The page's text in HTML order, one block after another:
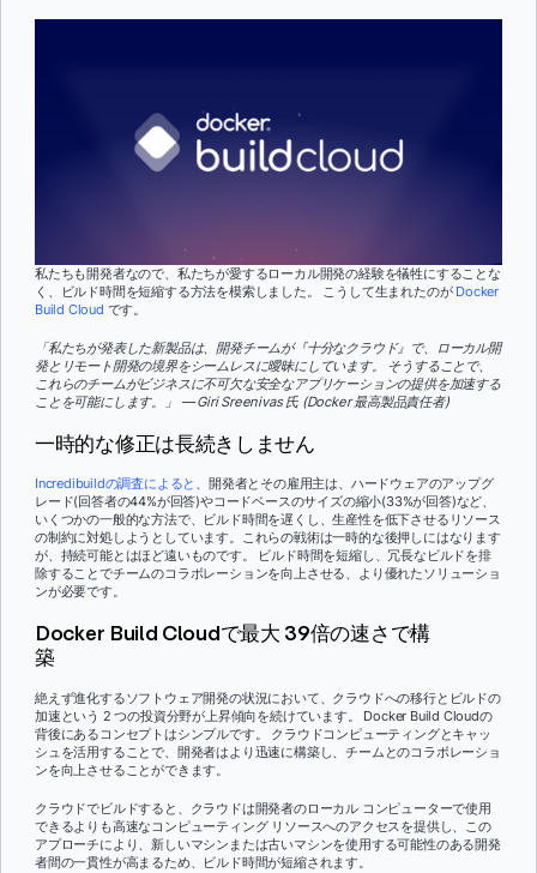
私たちも開発者なので、私たちが愛するローカル開発の経験を犠牲にすることな
く、ビルド時間を短縮する方法を模索しました。 こうして生まれたのが Docker
Build Cloud です。
「私たちが発表した新製品は、開発チームが『十分なクラウド』で、ローカル開
発とリモート開発の境界をシームレスに曖昧にしています。 そうすることで、
これらのチームがビジネスに不可欠な安全なアプリケーションの提供を加速する
ことを可能にします。」 — Giri Sreenivas 氏 (Docker 最高製品責任者)
一時的な修正は長続きしません
Incredibuildの調査によると 、開発者とその雇用主は、ハードウェアのアップグ
レード(回答者の44%が回答)やコードベースのサイズの縮小(33%が回答)など、
いくつかの一般的な方法で、ビルド時間を遅くし、生産性を低下させるリソース
の制約に対処しようとしています。これらの戦術は一時的な後押しにはなります
が、持続可能とはほど遠いものです。 ビルド時間を短縮し、冗長なビルドを排
除することでチームのコラボレーションを向上させる、より優れたソリューショ
ンが必要です。
Docker Build Cloudで最大 39倍の速さで構
築
絶えず進化するソフトウェア開発の状況において、クラウドへの移行とビルドの
加速という 2 つの投資分野が上昇傾向を続けています。 Docker Build Cloudの
背後にあるコンセプトはシンプルです。 クラウドコンピューティングとキャッ
シュを活用することで、開発者はより迅速に構築し、チームとのコラボレーショ
ンを向上させることができます。
クラウドでビルドすると、クラウドは開発者のローカル コンピューターで使用
できるよりも高速なコンピューティング リソースへのアクセスを提供し、この
アプローチにより、新しいマシンまたは古いマシンを使用する可能性のある開発
者間の一貫性が高まるため、ビルド時間が短縮されます。